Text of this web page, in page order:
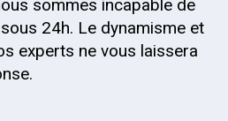
sommes incapable de
24h. Le dynamisme et
experts ne vous laissera